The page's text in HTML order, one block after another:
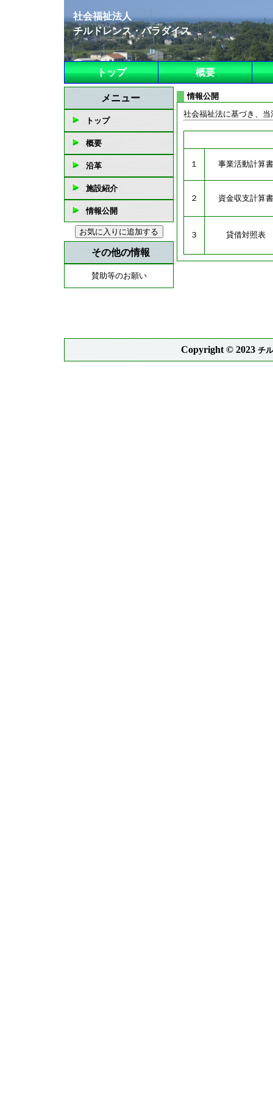
社会福祉法人
チルドレンス・パラダイス
トップ 概要
情報公開
社会福祉法に基づき、
１ 事業活動計算書
２ 資金収支計算書
３ 貸借対照表
Copyright © 2023 チ